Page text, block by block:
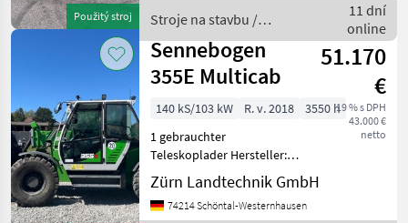
Použitý stroj
von Deutz - Maximale Hu
Stroje na stavbu /
Claas
11 dní
online
Sennebogen
355E Multicab
51.170
€
19 % s DPH
43.000 €
netto
140 kS/103 kW R. v. 2018
3550 h
1 gebrauchter
Teleskoplader Hersteller:
Sennebogen (Made in
Germany) Modell: 355 E
Baujahr: 2018
Zürn Landtechnik GmbH
74214 Schöntal-Westernhausen